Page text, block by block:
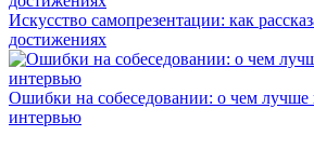
Искусство самопрезентации: как
достижениях
Ошибки на собеседовании: о чем лучше
интервью